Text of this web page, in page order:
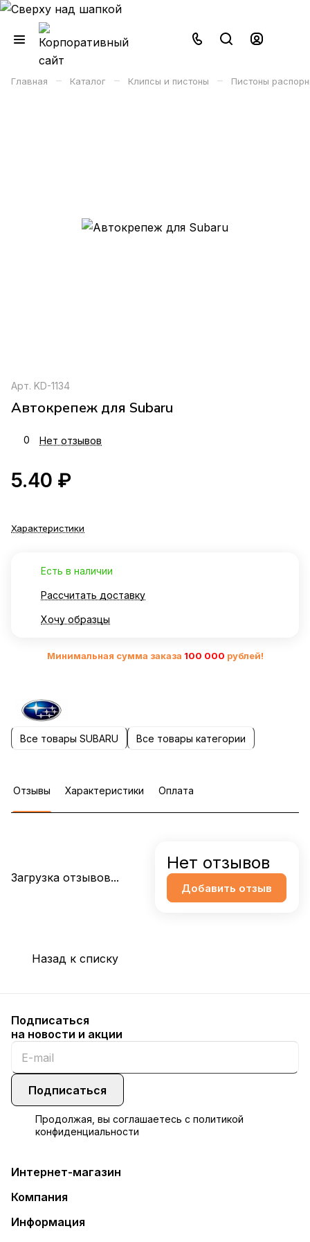
Главная – Каталог – Клипсы и пистоны – Пистоны
Арт. KD-1134
Автокрепеж для Subaru
0 Нет отзывов
5.40 ₽
Характеристики
Есть в наличии
Рассчитать доставку
Хочу образцы
Минимальная сумма заказа 100 000 рублей!
Все товары SUBARU Все товары категории
Отзывы Характеристики Оплата
Загрузка отзывов...
Нет отзывов
Добавить отзыв
Назад к списку
Подписаться
на новости и акции
Подписаться
Продолжая, вы соглашаетесь с политикой
конфиденциальности
Интернет-магазин
Компания
Информация